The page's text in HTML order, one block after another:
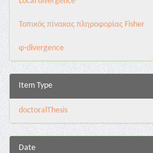
Τοπικός πίνακας πληροφορίας Fisher
φ-divergence
Item Type
doctoralThesis
Date